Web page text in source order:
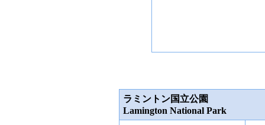
ラミントン国立公園
Lamington National Park